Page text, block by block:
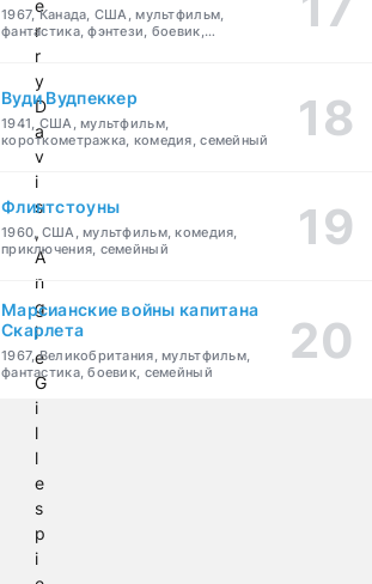
e
r
r
y
D
a
v
i
s
,
A
n
g
i
e
G
i
l
l
e
s
p
i
1967, Канада, США, мультфильм,
фантастика, фэнтези, боевик,
Вуди Вудпеккер
1941, США, мультфильм,
короткометражка, комедия, семейный
Флинтстоуны
1960, США, мультфильм, комедия,
приключения, семейный
Марсианские войны капитана
Скарлета
1967, Великобритания, мультфильм,
фантастика, боевик, семейный